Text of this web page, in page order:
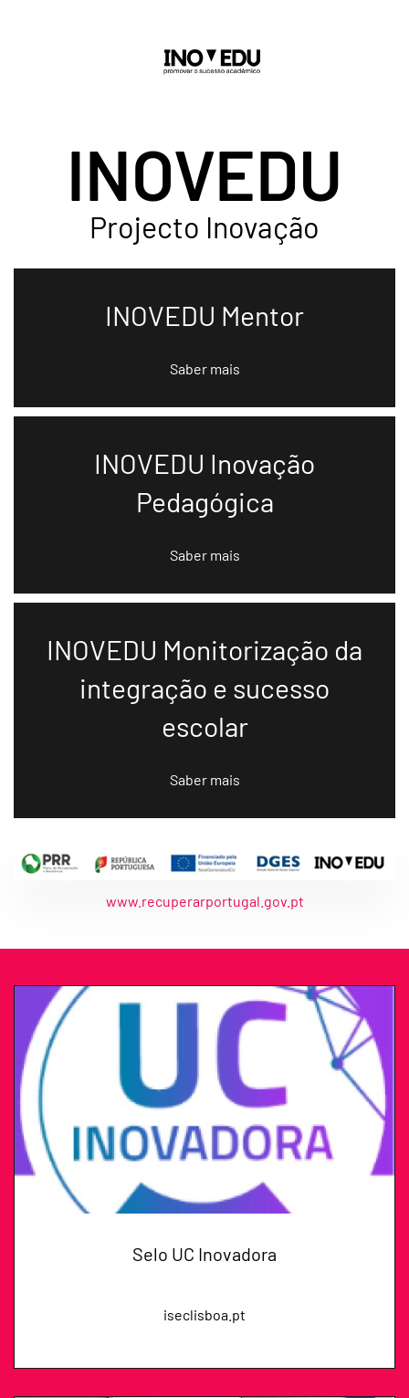
Saltar para o conteúdo principal
INOVEDU
Projecto Inovação
INOVEDU Mentor
Saber mais
INOVEDU Inovação
Pedagógica
Saber mais
INOVEDU Monitorização da
integração e sucesso
escolar
Saber mais
www.recuperarportugal.gov.pt
Selo UC Inovadora
iseclisboa.pt